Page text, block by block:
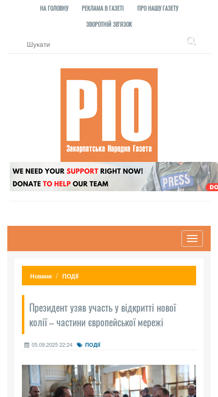
НА ГОЛОВНУ РЕКЛАМА В ГАЗЕТІ
ПРО НАШУ ГАЗЕТУ
ЗВОРОТНІЙ ЗВ'ЯЗОК
Toggle
Новини ПОДІЇ
Президент узяв участь у відкритті нової
колії – частини європейської мережі
05.09.2025 22:24 ПОДІЇ